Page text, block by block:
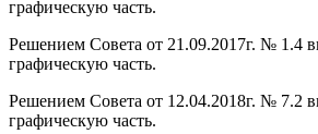
графическую часть.
Решением Совета от 21.09.2017г. № 1.4
графическую часть.
Решением Совета от 12.04.2018г. № 7.2
графическую часть.